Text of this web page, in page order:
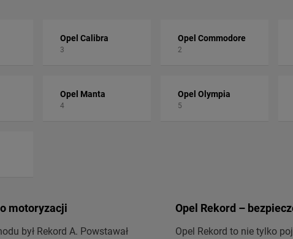
Opel Calibra
3
Opel Commodore
2
Opel Manta
4
Opel Olympia
5
motoryzacji
był Rekord A. Powstawał
Opel Rekord –
Opel Rekord to nie tylko